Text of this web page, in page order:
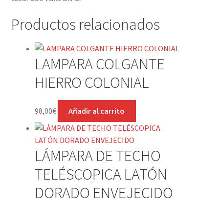
Productos relacionados
LAMPARA COLGANTE
HIERRO COLONIAL
98,00€ Añadir al carrito
LÁMPARA DE TECHO
TELÉSCOPICA LATÓN
DORADO ENVEJECIDO